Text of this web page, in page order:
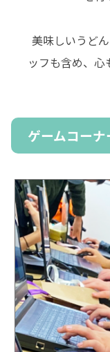
美味しいうど
ッフも含め、
ゲームコーナ